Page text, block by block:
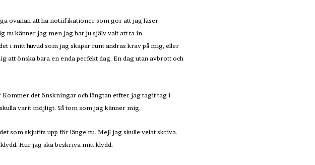
ovanan att ha notiifikationer som gör att jag läser
nu känner jag men jag har ju själv valt att ta in
i mitt huvud som jag skapar runt andras krav på mig, eller
att önska bara en enda perfekt dag. En dag utan avbrott och
Kommer det önskningar och längtan etfter jag tagit tag i
varit möjligt. Så tom som jag känner mig.
som skjutits upp för länge nu. Mejl jag skulle velat skriva.
Hur jag ska beskriva mitt klydd.